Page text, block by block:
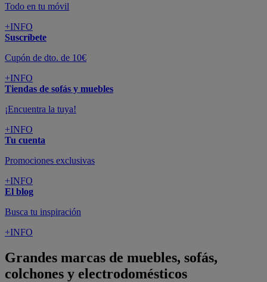
Todo en tu móvil
+INFO
Suscríbete
Cupón de dto. de 10€
+INFO
Tiendas de sofás y muebles
¡Encuentra la tuya!
+INFO
Tu cuenta
Promociones exclusivas
+INFO
El blog
Busca tu inspiración
+INFO
Grandes marcas de muebles, sofás,
colchones y electrodomésticos